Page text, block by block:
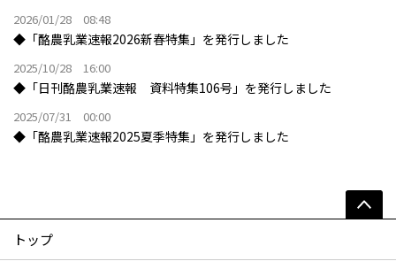
2026/01/28 08:48
◆「酪農乳業速報2026新春特集」を発行しました
2025/10/28 16:00
◆「日刊酪農乳業速報 資料特集106号」を発行しました
2025/07/31 00:00
◆「酪農乳業速報2025夏季特集」を発行しました
トップ